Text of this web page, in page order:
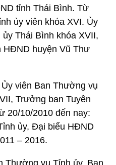
tỉnh Thái Bình. Từ
ủy viên khóa XVI. Ủy
Thái Bình khóa XVII,
HĐND huyện Vũ Thư
viên Ban Thường vụ
Trưởng ban Tuyên
20/10/2010 đến nay:
ủy, Đại biểu HĐND
– 2016.
Thường vụ Tỉnh ủy, Ban